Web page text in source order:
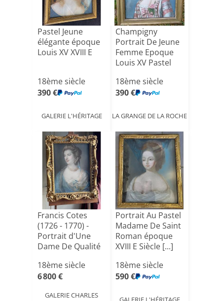
Pastel Jeune
élégante époque
Louis XV XVIII E
18ème siècle
390 €
GALERIE L'HÉRITAGE
Champigny
Portrait De Jeune
Femme Epoque
Louis XV Pastel
18ème siècle
390 €
LA GRANGE DE LA ROCHE
Francis Cotes
(1726 - 1770) -
Portrait d'Une
Dame De Qualité
18ème siècle
6 800 €
GALERIE CHARLES
Portrait Au Pastel
Madame De Saint
Roman époque
XVIII E Siècle [...]
18ème siècle
590 €